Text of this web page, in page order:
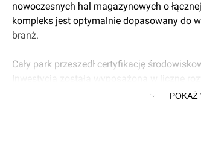
nowoczesnych hal magazynowych o
kompleks jest optymalnie dopasowany do
branż.
Cały park przeszedł certyfikację
Inwestycja została wyposażona w liczne
wody. Panattoni postawił również naPOKAŻ